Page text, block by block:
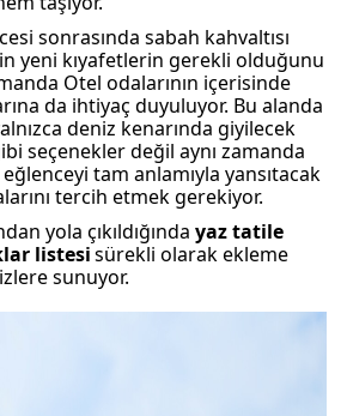
sonrasında sabah kahvaltısı
yeni kıyafetlerin gerekli olduğunu
Otel odalarının içerisinde
da ihtiyaç duyuluyor. Bu alanda
deniz kenarında giyilecek
seçenekler değil aynı zamanda
tam anlamıyla yansıtacak
tercih etmek gerekiyor.
yola çıkıldığında yaz tatile
listesisürekli olarak ekleme
sunuyor.